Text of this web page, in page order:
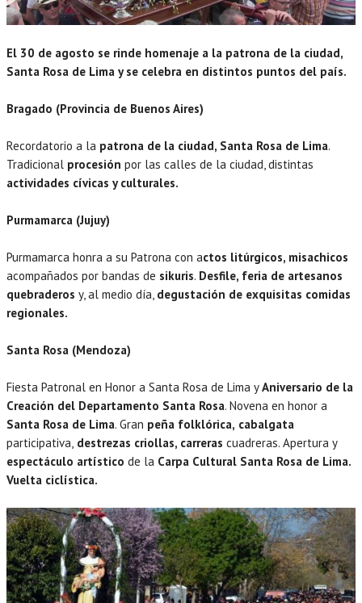
El 30 de agosto se rinde homenaje a la patrona de la ciudad,
Santa Rosa de Lima y se celebra en distintos puntos del país.
Bragado (Provincia de Buenos Aires)
Recordatorio a la patrona de la ciudad, Santa Rosa de Lima.
Tradicional procesión por las calles de la ciudad, distintas
actividades cívicas y culturales.
Purmamarca (Jujuy)
Purmamarca honra a su Patrona con actos litúrgicos, misachicos
acompañados por bandas de sikuris. Desfile, feria de artesanos
quebraderos y, al medio día, degustación de exquisitas comidas
regionales.
Santa Rosa (Mendoza)
Fiesta Patronal en Honor a Santa Rosa de Lima yAniversario de la
Creación del Departamento Santa Rosa. Novena en honor a
Santa Rosa de Lima. Gran peña folklórica, cabalgata
participativa, destrezas criollas, carreras cuadreras. Apertura y
espectáculo artístico de la Carpa Cultural Santa Rosa de Lima.
Vuelta ciclística.